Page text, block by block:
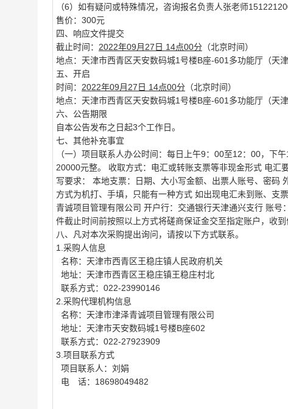
（6）如有疑问或特殊情况，咨询报名负责人张老师
售价：300元
四、响应文件提交
截止时间： 2022年09月27日 14点00分 （北京时间）
地点：天津市西青区天安数码城1号楼B座-601多功能厅（天
五、开启
时间： 2022年09月27日 14点00分 （北京时间）
地点：天津市西青区天安数码城1号楼B座-601多功能厅（天
六、公告期限
自本公告发布之日起3个工作日。
七、其他补充事宜
（一）项目联系人办公时间：每日上午9：00至12：00，下
20000元整。 收取方式：电汇或转账支票等非现金形式 电
写要求： 本地支票：日期、大小写金额、出票人账号、密码
方式为机打、手填，只能有一种方式 如出现电汇未到账、支
青诚项目管理有限公司 开户行：交通银行天津通兴支行 账
件截止时间前按照以上方式将磋商保证金交至指定账户，收到
八、凡对本次采购提出询问，请按以下方式联系。
1.采购人信息
名称：天津市西青区王稳庄镇人民政府机关
地址：天津市西青区王稳庄镇王稳庄村北
联系方式：022-23990146
2.采购代理机构信息
名称：天津市津泽青诚项目管理有限公司
地址：天津市天安数码城1号楼B座602
联系方式：022-27923909
3.项目联系方式
项目联系人：刘娟
电 话：18698049482